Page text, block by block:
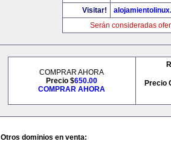
Visitar!
Serán consideradas
COMPRAR AHORA
Precio $650.00
COMPRAR AHORA
Precio
Otros dominios en venta: